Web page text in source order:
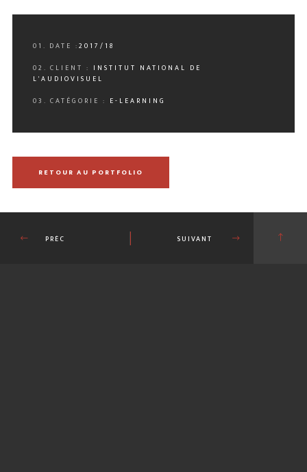
PRÉC SUIVANT
01. DATE :2017/18
02. CLIENT : INSTITUT NATIONAL DE
L'AUDIOVISUEL
03. CATÉGORIE : E-LEARNING
RETOUR AU PORTFOLIO